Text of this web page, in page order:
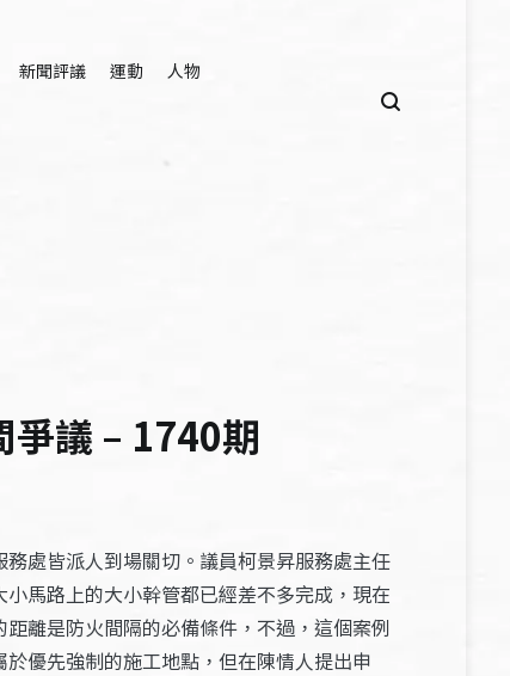
新聞評議 運動 人物
爭議 – 1740期
處皆派人到場關切。議員柯景昇服務處主任
馬路上的大小幹管都已經差不多完成，現在
離是防火間隔的必備條件，不過，這個案例
優先強制的施工地點，但在陳情人提出申